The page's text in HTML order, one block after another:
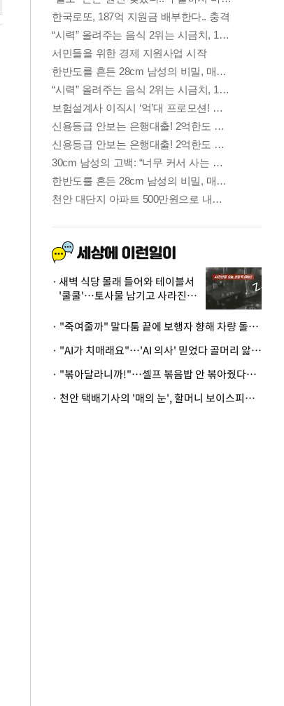
새벽 식당 몰래 들어와 테이블서
'쿨쿨'…토사물 남기고 사라진 남
· "죽여줄까" 말다툼 끝에 보행자 향해 차량 돌진…50대 여성 중상
· "AI가 치매래요"…'AI 의사' 믿었다 골머리 앓는 美 의료계 '경고'
· "볶아달라니까!"…셀프 볶음밥 안 볶아줬다고 사장 폭행한 손님
· 천안 택배기사의 '매의 눈', 할머니 보이스피싱 피해 막아